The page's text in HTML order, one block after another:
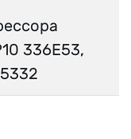
336E53,